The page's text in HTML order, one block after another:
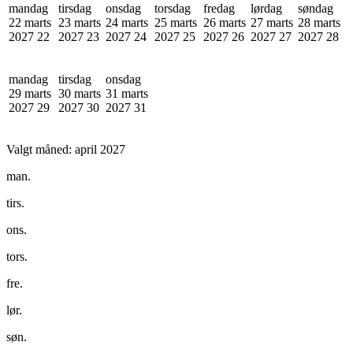
mandag
22 marts
2027 22
tirsdag
23 marts
2027 23
onsdag
24 marts
2027 24
torsdag
25 marts
2027 25
fredag
26 marts
2027 26
lørdag
27 marts
2027 27
søndag
28 marts
2027 28
mandag
29 marts
2027 29
tirsdag
30 marts
2027 30
onsdag
31 marts
2027 31
Valgt måned: april 2027
man.
tirs.
ons.
tors.
fre.
lør.
søn.